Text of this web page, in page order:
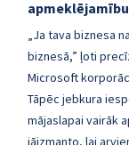
apmeklējamību
„Ja tava biznesa
biznesā,” ļoti
Microsoft
Tāpēc jebkura
mājaslapai vairāk
jāizmanto, lai